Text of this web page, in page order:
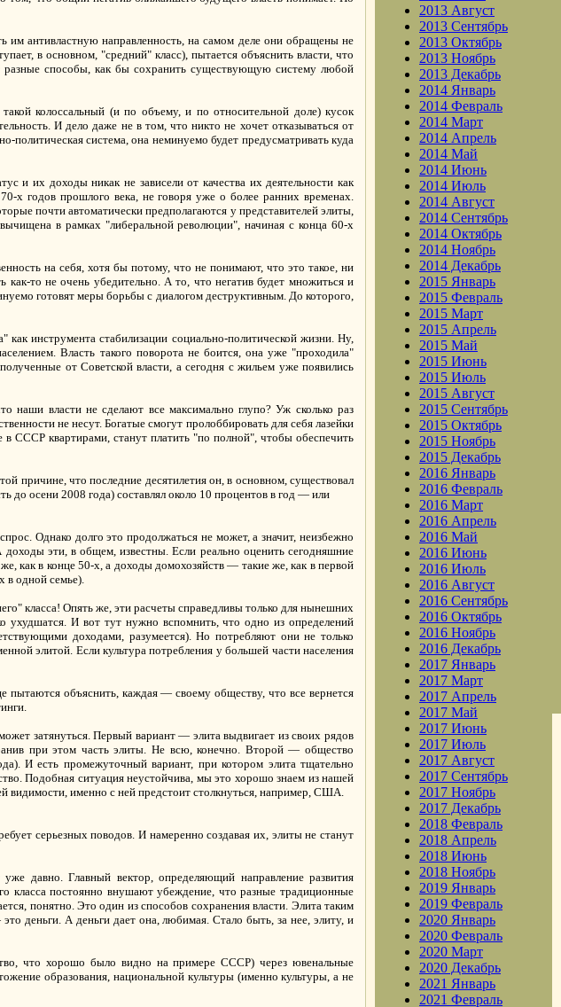
антивластную направленность, на самом деле они обращены не
в основном, "средний" класс), пытается объяснить власти, что
способы, как бы сохранить существующую систему любой
колоссальный (и по объему, и по относительной доле) кусок
И дело даже не в том, что никто не хочет отказываться от
система, она неминуемо будет предусматривать куда
их доходы никак не зависели от качества их деятельности как
х годов прошлого века, не говоря уже о более ранних временах.
почти автоматически предполагаются у представителей элиты,
в рамках "либеральной революции", начиная с конца 60-х
на себя, хотя бы потому, что не понимают, что это такое, ни
то не очень убедительно. А то, что негатив будет множиться и
готовят меры борьбы с диалогом деструктивным. До которого,
инструмента стабилизации социально-политической жизни. Ну,
Власть такого поворота не боится, она уже "проходила"
от Советской власти, а сегодня с жильем уже появились
наши власти не сделают все максимально глупо? Уж сколько раз
не несут. Богатые смогут пролоббировать для себя лазейки
квартирами, станут платить "по полной", чтобы обеспечить
причине, что последние десятилетия он, в основном, существовал
до осени 2008 года) составлял около 10 процентов в год — или
Однако долго это продолжаться не может, а значит, неизбежно
эти, в общем, известны. Если реально оценить сегодняшние
как в конце 50-х, а доходы домохозяйств — такие же, как в первой
в одной семье).
класса! Опять же, эти расчеты справедливы только для нынешних
ухудшатся. И вот тут нужно вспомнить, что одно из определений
доходами, разумеется). Но потребляют они не только
элитой. Если культура потребления у большей части населения
пытаются объяснить, каждая — своему обществу, что все вернется
затянуться. Первый вариант — элита выдвигает из своих рядов
при этом часть элиты. Не всю, конечно. Второй — общество
И есть промежуточный вариант, при котором элита тщательно
Подобная ситуация неустойчива, мы это хорошо знаем из нашей
видимости, именно с ней предстоит столкнуться, например, США.
серьезных поводов. И намеренно создавая их, элиты не станут
давно. Главный вектор, определяющий направление развития
класса постоянно внушают убеждение, что разные традиционные
понятно. Это один из способов сохранения власти. Элита таким
деньги. А деньги дает она, любимая. Стало быть, за нее, элиту, и
что хорошо было видно на примере СССР) через ювенальные
образования, национальной культуры (именно культуры, а не
2013 Август
2013 Сентябрь
2013 Октябрь
2013 Ноябрь
2013 Декабрь
2014 Январь
2014 Февраль
2014 Март
2014 Апрель
2014 Май
2014 Июнь
2014 Июль
2014 Август
2014 Сентябрь
2014 Октябрь
2014 Ноябрь
2014 Декабрь
2015 Январь
2015 Февраль
2015 Март
2015 Апрель
2015 Май
2015 Июнь
2015 Июль
2015 Август
2015 Сентябрь
2015 Октябрь
2015 Ноябрь
2015 Декабрь
2016 Январь
2016 Февраль
2016 Март
2016 Апрель
2016 Май
2016 Июнь
2016 Июль
2016 Август
2016 Сентябрь
2016 Октябрь
2016 Ноябрь
2016 Декабрь
2017 Январь
2017 Март
2017 Апрель
2017 Май
2017 Июнь
2017 Июль
2017 Август
2017 Сентябрь
2017 Ноябрь
2017 Декабрь
2018 Февраль
2018 Апрель
2018 Июнь
2018 Ноябрь
2019 Январь
2019 Февраль
2020 Январь
2020 Февраль
2020 Март
2020 Декабрь
2021 Январь
2021 Февраль